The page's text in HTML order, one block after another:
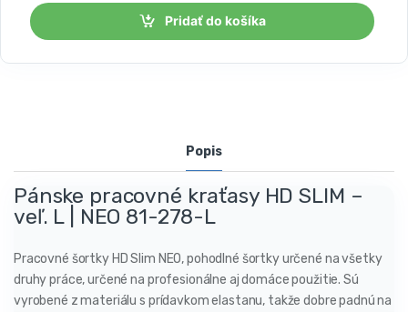
Pridať do košíka
Popis
Pánske pracovné kraťasy HD SLIM –
veľ. L | NEO 81-278-L
Pracovné šortky HD Slim NEO, pohodlné šortky určené na všetky
druhy práce, určené na profesionálne aj domáce použitie. Sú
vyrobené z materiálu s prídavkom elastanu, takže dobre padnú na